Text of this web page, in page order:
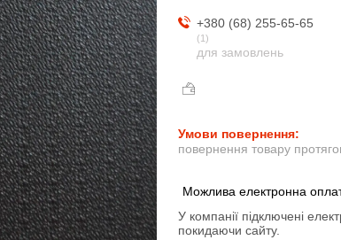
+380 (68) 255-65-65
1
для замовлень
повернення товару
У компанії підключені
покидаючи сайту.